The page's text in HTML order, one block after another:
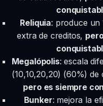
Reliquia: produce un
extra de creditos,
Megalópolis: escala
(10,10,20,20) (60%) de
pero es siempre
Bunker: mejora la